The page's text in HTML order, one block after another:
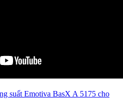
suất Emotiva BasX A 5175 cho